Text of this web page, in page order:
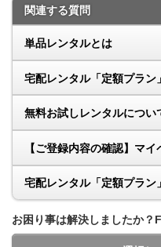
関連する質問
単品レンタルとは
宅配レンタル「定額プラン
無料お試しレンタルについ
【ご登録内容の確認】マ
宅配レンタル「定額プラン
お困り事は解決しましたか？